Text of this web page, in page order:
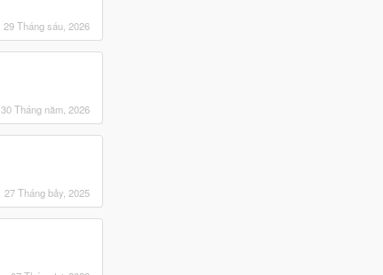
29 Tháng sáu, 2026
30 Tháng năm, 2026
27 Tháng bảy, 2025